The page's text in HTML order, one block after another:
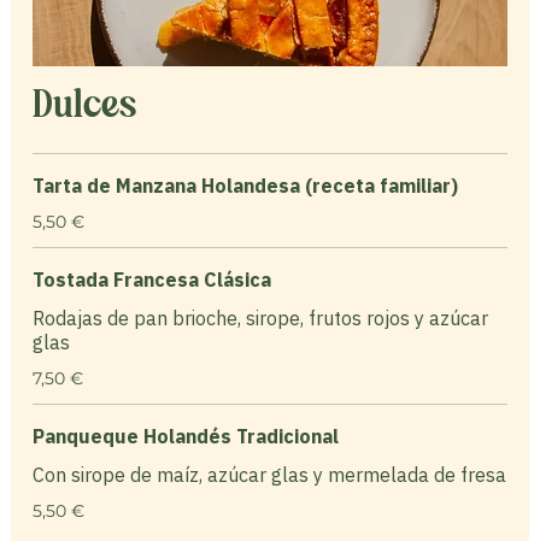
Dulces
Tarta de Manzana Holandesa (receta familiar)
5,50 €
Tostada Francesa Clásica
Rodajas de pan brioche, sirope, frutos rojos y azúcar
glas
7,50 €
Panqueque Holandés Tradicional
Con sirope de maíz, azúcar glas y mermelada de fresa
5,50 €